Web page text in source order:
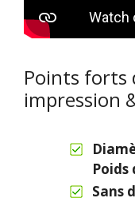
Points forts
impression
Poids
Sans